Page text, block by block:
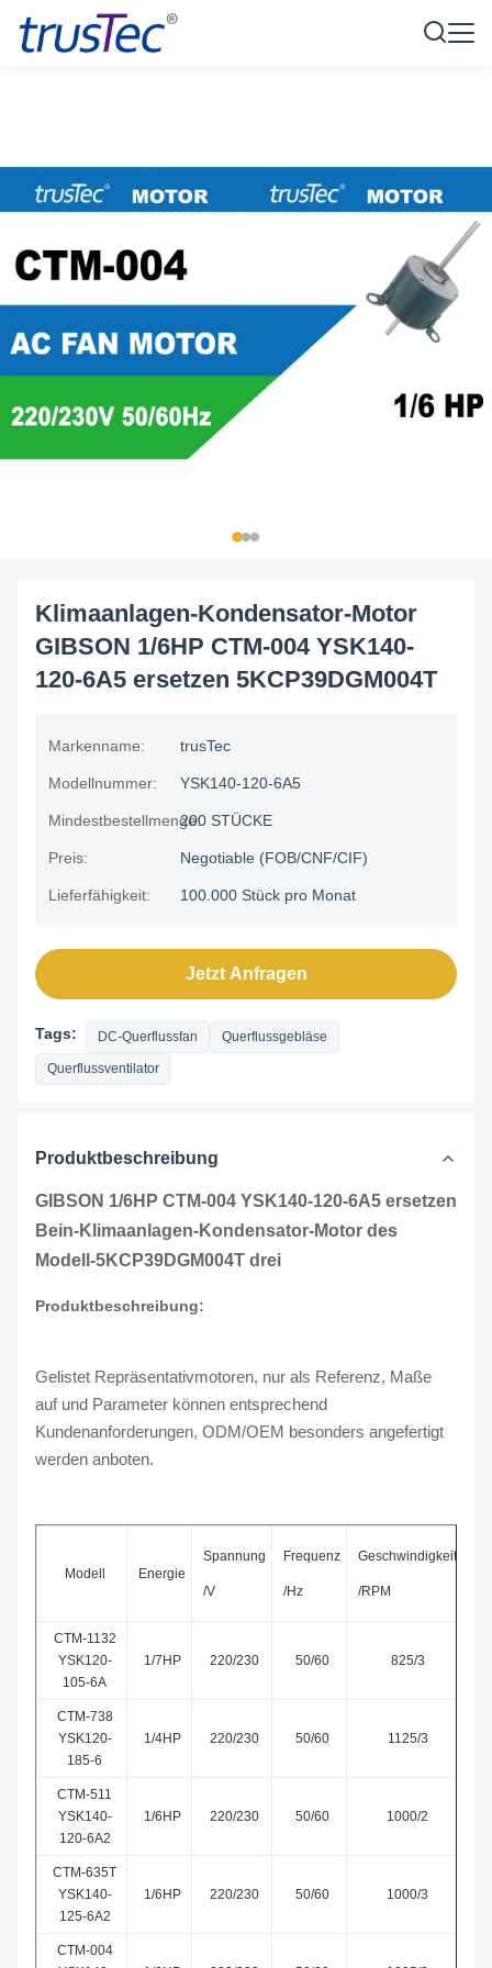
Klimaanlagen-Kondensator-Motor
GIBSON 1/6HP CTM-004 YSK140-
120-6A5 ersetzen 5KCP39DGM004T
Markenname: trusTec
Modellnummer: YSK140-120-6A5
Mindestbestellmenge:200 STÜCKE
Preis: Negotiable (FOB/CNF/CIF)
Lieferfähigkeit: 100.000 Stück pro Monat
Jetzt Anfragen
Tags: DC-Querflussfan Querflussgebläse
Querflussventilator
Produktbeschreibung
GIBSON 1/6HP CTM-004 YSK140-120-6A5 ersetzen
Bein-Klimaanlagen-Kondensator-Motor des
Modell-5KCP39DGM004T drei
Produktbeschreibung:
Gelistet Repräsentativmotoren, nur als Referenz, Maße
auf und Parameter können entsprechend
Kundenanforderungen, ODM/OEM besonders angefertigt
werden anboten.
Modell Energie
Spannung
/V
Frequenz
/Hz
Geschwindigkeit
/RPM
CTM-1132
YSK120-
105-6A
1/7HP 220/230 50/60 825/3
CTM-738
YSK120-
185-6
1/4HP 220/230 50/60 1125/3
CTM-511
YSK140-
120-6A2
1/6HP 220/230 50/60 1000/2
CTM-635T
YSK140-
125-6A2
1/6HP 220/230 50/60 1000/3
CTM-004